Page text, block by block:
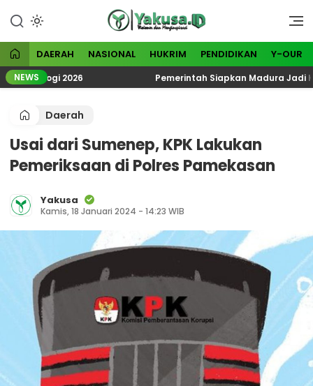
konten
Yakusa
Visioner dan Menginspirasi
DAERAH NASIONAL HUKRIM PENDIDIKAN Y-OUR
NEWS2026 Pemerintah Siapkan Madura Jadi
Daerah
Usai dari Sumenep, KPK Lakukan
Pemeriksaan di Polres Pamekasan
Yakusa
Kamis, 18 Januari 2024 - 14:23 WIB